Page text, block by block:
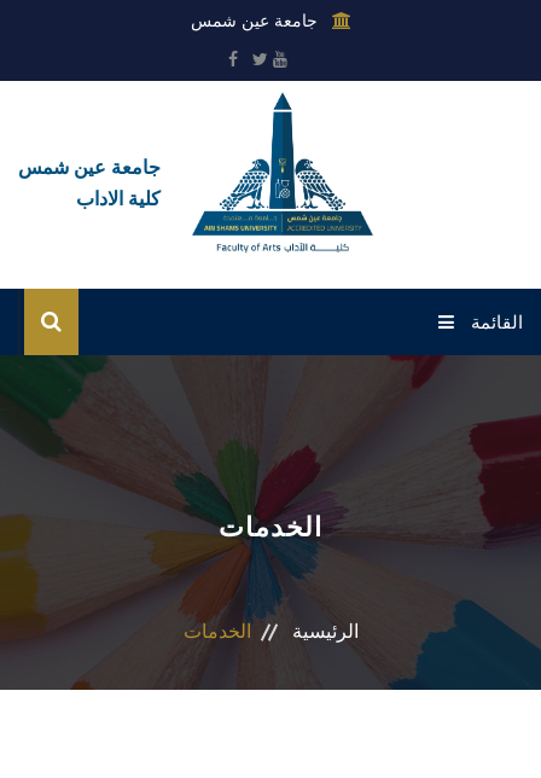
جامعة عين شمس
جامعة عين شمس
كلية الاداب
القائمة
عن الكلية
القطاعات الخدمات
الرئيسية الخدمات